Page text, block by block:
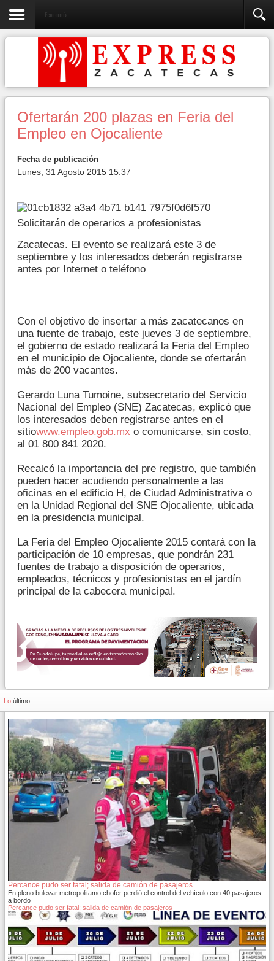
Economía
Ofertarán 200 plazas en Feria del
Empleo en Ojocaliente
Fecha de publicación
Lunes, 31 Agosto 2015 15:37
Solicitarán de operarios a profesionistas
Zacatecas. El evento se realizará este 3 de
septiembre y los interesados deberán registrarse
antes por Internet o teléfono
Con el objetivo de insertar a más zacatecanos en
una fuente de trabajo, este jueves 3 de septiembre,
el gobierno de estado realizará la Feria del Empleo
en el municipio de Ojocaliente, donde se ofertarán
más de 200 vacantes.
Gerardo Luna Tumoine, subsecretario del Servicio
Nacional del Empleo (SNE) Zacatecas, explicó que
los interesados deben registrarse antes en el
sitiowww.empleo.gob.mx o comunicarse, sin costo,
al 01 800 841 2020.
Recalcó la importancia del pre registro, que también
pueden hacer acudiendo personalmente a las
oficinas en el edificio H, de Ciudad Administrativa o
en la Unidad Regional del SNE Ojocaliente, ubicada
en la presidencia municipal.
La Feria del Empleo Ojocaliente 2015 contará con la
participación de 10 empresas, que pondrán 231
fuentes de trabajo a disposición de operarios,
empleados, técnicos y profesionistas en el jardín
principal de la cabecera municipal.
Lo último
Percance pudo ser fatal; salida de camión de pasajeros
En pleno bulevar metropolitamo chofer perdió el control del vehículo con 40 pasajeros
a bordo
Percance pudo ser fatal; salida de camión de pasajeros